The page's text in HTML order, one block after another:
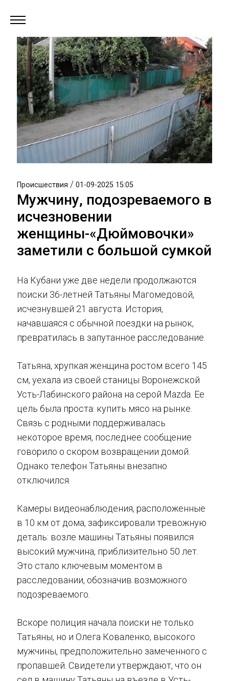
Происшествия / 01-09-2025 15:05
Мужчину, подозреваемого в
исчезновении
женщины-«Дюймовочки»
заметили с большой сумкой
На Кубани уже две недели продолжаются
поиски 36-летней Татьяны Магомедовой,
исчезнувшей 21 августа. История,
начавшаяся с обычной поездки на рынок,
превратилась в запутанное расследование.
Татьяна, хрупкая женщина ростом всего 145
см, уехала из своей станицы Воронежской
Усть-Лабинского района на серой Mazda. Ее
цель была проста: купить мясо на рынке.
Связь с родными поддерживалась
некоторое время, последнее сообщение
говорило о скором возвращении домой.
Однако телефон Татьяны внезапно
отключился.
Камеры видеонаблюдения, расположенные
в 10 км от дома, зафиксировали тревожную
деталь: возле машины Татьяны появился
высокий мужчина, приблизительно 50 лет.
Это стало ключевым моментом в
расследовании, обозначив возможного
подозреваемого.
Вскоре полиция начала поиски не только
Татьяны, но и Олега Коваленко, высокого
мужчины, предположительно замеченного с
пропавшей. Свидетели утверждают, что он